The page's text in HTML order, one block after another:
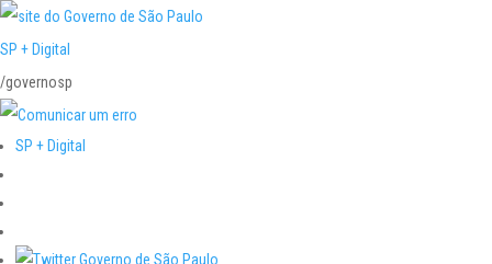
SP + Digital
/governosp
SP + Digital